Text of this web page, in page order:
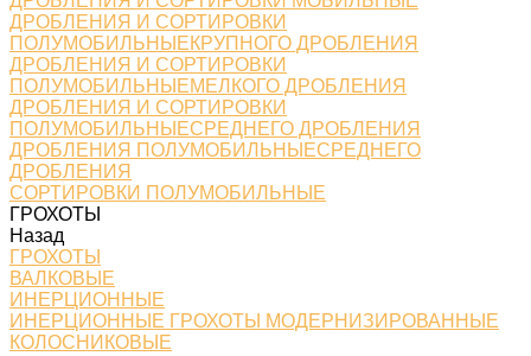
ДРОБЛЕНИЯ И СОРТИРОВКИ
ПОЛУМОБИЛЬНЫЕКРУПНОГО ДРОБЛЕНИЯ
ДРОБЛЕНИЯ И СОРТИРОВКИ
ПОЛУМОБИЛЬНЫЕМЕЛКОГО ДРОБЛЕНИЯ
ДРОБЛЕНИЯ И СОРТИРОВКИ
ПОЛУМОБИЛЬНЫЕСРЕДНЕГО ДРОБЛЕНИЯ
ДРОБЛЕНИЯ ПОЛУМОБИЛЬНЫЕСРЕДНЕГО
ДРОБЛЕНИЯ
СОРТИРОВКИ ПОЛУМОБИЛЬНЫЕ
ГРОХОТЫ
Назад
ГРОХОТЫ
ВАЛКОВЫЕ
ИНЕРЦИОННЫЕ
ИНЕРЦИОННЫЕ ГРОХОТЫ МОДЕРНИЗИРОВАННЫЕ
КОЛОСНИКОВЫЕ